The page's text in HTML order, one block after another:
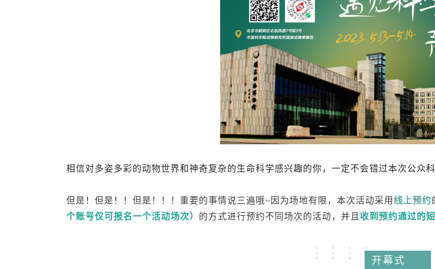
相信对多姿多彩的动物世界和神奇复杂的生命科学感兴趣的你，一定不会错过本次公众科
但是！但是！！但是！！！重要的事情说三遍哦~因为场地有限，本次活动采用线上预约
个账号仅可报名一个活动场次） 的方式进行预约不同场次的活动，并且 收到预约通过的
开幕式